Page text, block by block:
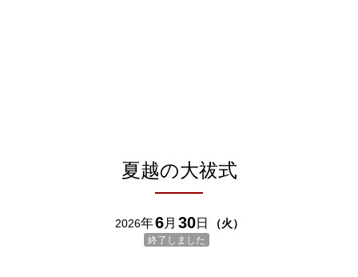
夏越の大祓式
終了しました
2026年6月 30日 （火）